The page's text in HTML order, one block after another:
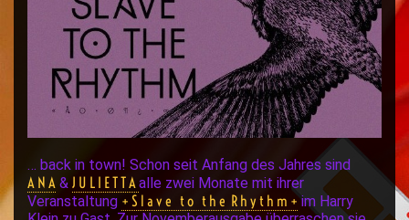
… back in town! Schon seit Anfang des Jahres sind
A N A & J U L I E T T A alle zwei Monate mit ihrer
Veranstaltung + S l a v e t o t h e R h y t h m +im Harry